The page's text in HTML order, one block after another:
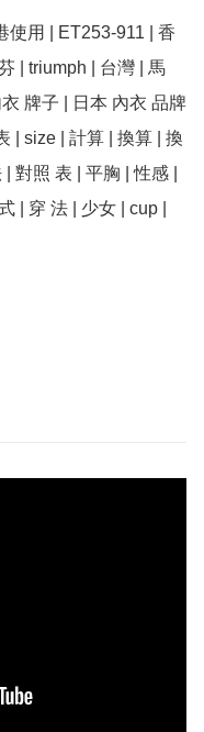
使用 | ET253-911 | 香
| triumph | 台灣 | 馬
牌子 | 日本 內衣 品牌
| size | 計算 | 換算 | 換
對照 表 | 平胸 | 性感 |
| 穿 法 | 少女 | cup |